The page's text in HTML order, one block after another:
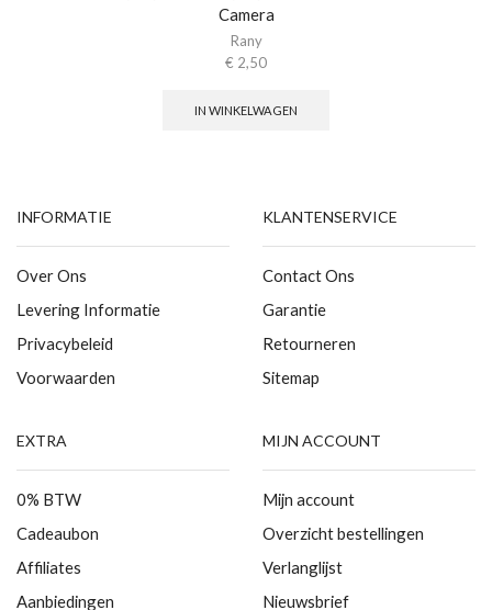
Camera
Rany
€ 2,50
IN WINKELWAGEN
INFORMATIE
Over Ons
Levering Informatie
Privacybeleid
Voorwaarden
KLANTENSERVICE
Contact Ons
Garantie
Retourneren
Sitemap
EXTRA
0% BTW
Cadeaubon
Affiliates
Aanbiedingen
MIJN ACCOUNT
Mijn account
Overzicht bestellingen
Verlanglijst
Nieuwsbrief